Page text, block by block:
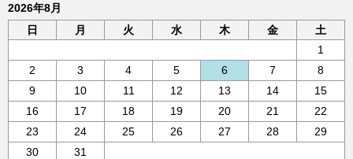
2026年8月
日
月 火 水 木 金
土
1
2
3 4 5 6 7
8
9
10 11 12 13 14
15
16
17 18 19 20 21
22
23
24 25 26 27 28
29
30
31